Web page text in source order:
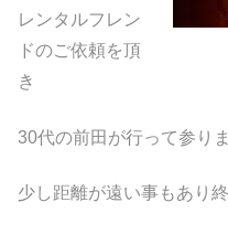
レンタルフレン
ドのご依頼を頂
き
30代の前田が行って参り
少し距離が遠い事もあり